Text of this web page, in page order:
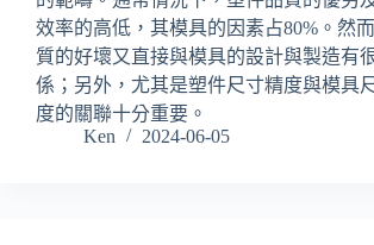
效率的高低，其模具的因素占80%。然
質的好壞又直接與模具的設計與製造有
係；另外，尤其是塑件尺寸精度與模具
度的關聯十分重要。
Ken
2024-06-05